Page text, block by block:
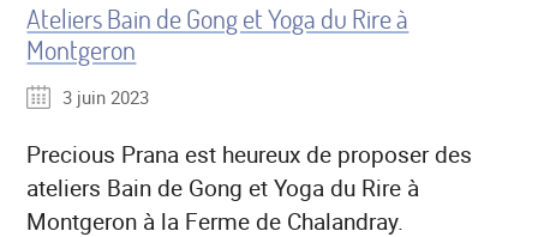
Ateliers Bain de Gong et Yoga du Rire à
Montgeron
3 juin 2023
Precious Prana est heureux de proposer des
ateliers Bain de Gong et Yoga du Rire à
Montgeron à la Ferme de Chalandray.